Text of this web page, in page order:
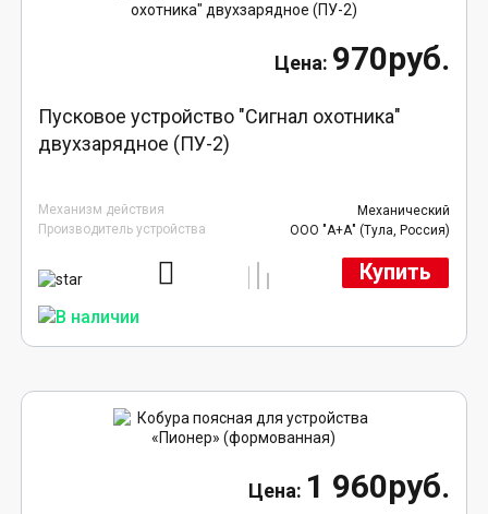
970руб.
Пусковое устройство "Сигнал охотника"
двухзарядное (ПУ-2)
Механизм действия
Механический
Производитель устройства
ООО "А+А" (Тула, Россия)
Купить
1 960руб.